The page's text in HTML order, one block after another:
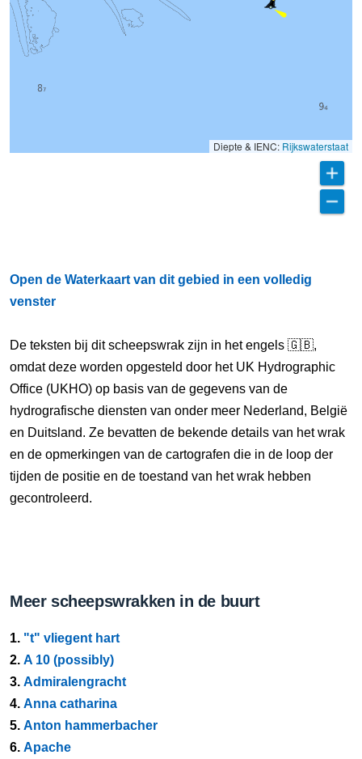
Diepte & IENC: Rijkswaterstaat
Open de Waterkaart van dit gebied in een volledig
venster
De teksten bij dit scheepswrak zijn in het engels 🇬🇧,
omdat deze worden opgesteld door het UK Hydrographic
Office (UKHO) op basis van de gegevens van de
hydrografische diensten van onder meer Nederland, België
en Duitsland. Ze bevatten de bekende details van het wrak
en de opmerkingen van de cartografen die in de loop der
tijden de positie en de toestand van het wrak hebben
gecontroleerd.
Meer scheepswrakken in de buurt
1. "t" vliegent hart
2. A 10 (possibly)
3. Admiralengracht
4. Anna catharina
5. Anton hammerbacher
6. Apache